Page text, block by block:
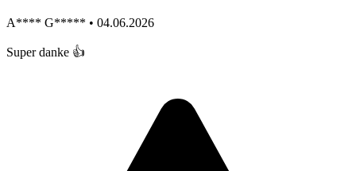
A**** G***** • 04.06.2026
Super danke 👍